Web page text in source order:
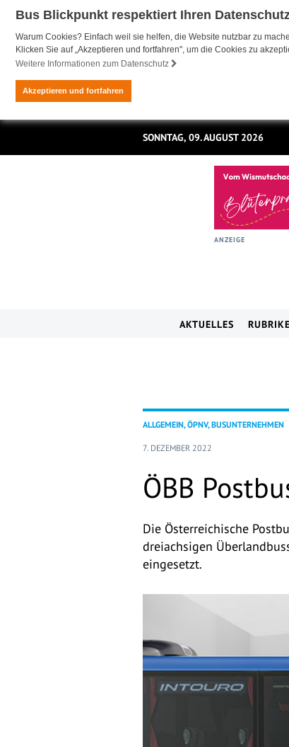
Bus Blickpunkt respektiert Ihren
Warum Cookies? Einfach weil sie helfen, die Website nutzbar zu
Klicken Sie auf „Akzeptieren und fortfahren", um die Cookies zu
Weitere Informationen zum Datenschutz
Akzeptieren und fortfahren
SONNTAG, 09. AUGUST 2026
ANZEIGE
AKTUELLES
ALLGEMEIN, ÖPNV, BUSUNTERNEHMEN
7. DEZEMBER 2022
ÖBB
Die Österreichische
dreiachsigen
eingesetzt.